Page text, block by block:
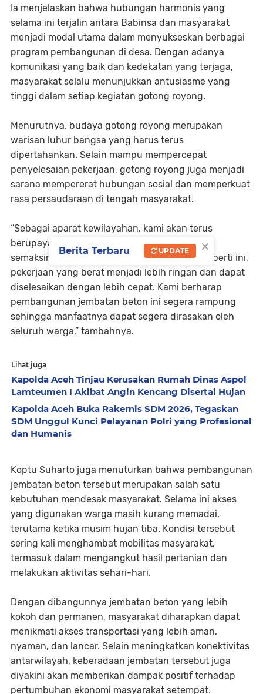
Ia menjelaskan bahwa hubungan harmonis yang
selama ini terjalin antara Babinsa dan masyarakat
menjadi modal utama dalam menyukseskan berbagai
program pembangunan di desa. Dengan adanya
komunikasi yang baik dan kedekatan yang terjaga,
masyarakat selalu menunjukkan antusiasme yang
tinggi dalam setiap kegiatan gotong royong.
Menurutnya, budaya gotong royong merupakan
warisan luhur bangsa yang harus terus
dipertahankan. Selain mampu mempercepat
penyelesaian pekerjaan, gotong royong juga menjadi
sarana mempererat hubungan sosial dan memperkuat
rasa persaudaraan di tengah masyarakat.
“Sebagai aparat kewilayahan, kami akan terus
berupaya hadir dan membantu masyarakat
semaksimal mungkin. Melalui kebersamaan seperti ini,
pekerjaan yang berat menjadi lebih ringan dan dapat
diselesaikan dengan lebih cepat. Kami berharap
pembangunan jembatan beton ini segera rampung
sehingga manfaatnya dapat segera dirasakan oleh
seluruh warga,” tambahnya.
Lihat juga
Kapolda Aceh Tinjau Kerusakan Rumah Dinas Aspol
Lamteumen I Akibat Angin Kencang Disertai Hujan
Kapolda Aceh Buka Rakernis SDM 2026, Tegaskan
SDM Unggul Kunci Pelayanan Polri yang Profesional
dan Humanis
Koptu Suharto juga menuturkan bahwa pembangunan
jembatan beton tersebut merupakan salah satu
kebutuhan mendesak masyarakat. Selama ini akses
yang digunakan warga masih kurang memadai,
terutama ketika musim hujan tiba. Kondisi tersebut
sering kali menghambat mobilitas masyarakat,
termasuk dalam mengangkut hasil pertanian dan
melakukan aktivitas sehari-hari.
Dengan dibangunnya jembatan beton yang lebih
kokoh dan permanen, masyarakat diharapkan dapat
menikmati akses transportasi yang lebih aman,
nyaman, dan lancar. Selain meningkatkan konektivitas
antarwilayah, keberadaan jembatan tersebut juga
diyakini akan memberikan dampak positif terhadap
pertumbuhan ekonomi masyarakat setempat.
×
Berita Terbaru UPDATE